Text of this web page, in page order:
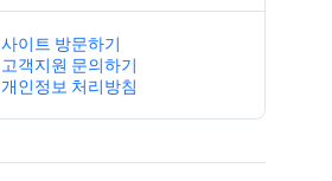
사이트 방문하기
고객지원 문의하기
개인정보 처리방침